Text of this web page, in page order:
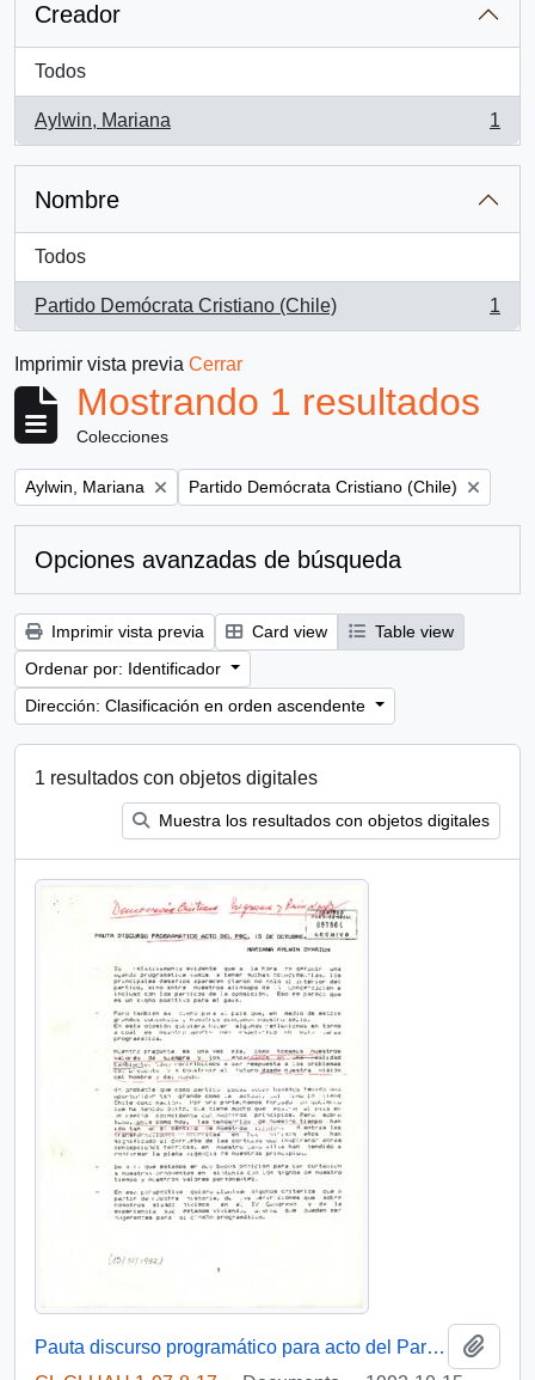
Creador
Todos
Aylwin, Mariana
, 1 resultados
1
Nombre
Todos
Partido Demócrata Cristiano (Chile)
, 1 resultados
1
Imprimir vista previa Cerrar
Mostrando 1 resultados
Colecciones
Remove filter:
Aylwin, Mariana Remove filter:
Partido Demócrata Cristiano (Chile)
Opciones avanzadas de búsqueda
Imprimir vista previa Card view
Table view
Ordenar por: Identificador
Dirección: Clasificación en orden ascendente
1 resultados con objetos digitales
Muestra los resultados con objetos digitales
Pauta discurso programático para acto del Partido Demócrata Cristiano